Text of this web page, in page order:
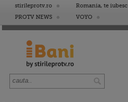
stirileprotv.ro Romania, te iubesc
PROTV NEWS
VOYO